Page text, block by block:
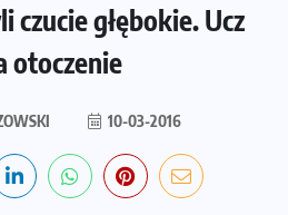
czucie głębokie. Ucz
otoczenie
10-03-2016